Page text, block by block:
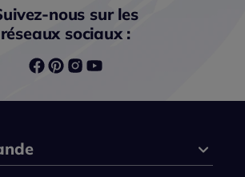
nous sur les
réseaux sociaux :